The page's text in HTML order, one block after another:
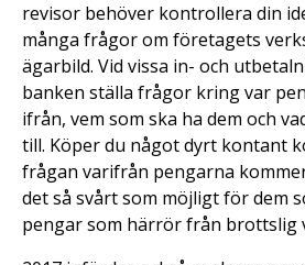
revisor behöver kontrollera din
många frågor om företagets
ägarbild. Vid vissa in- och
banken ställa frågor kring var
ifrån, vem som ska ha dem och
till. Köper du något dyrt kontant
frågan varifrån pengarna
det så svårt som möjligt för dem
pengar som härrör från brottslig